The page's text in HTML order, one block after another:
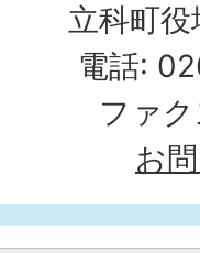
立科町
電話:
ファ
お